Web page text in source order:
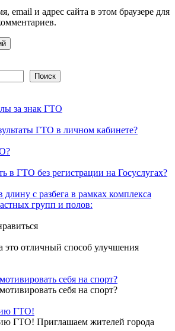
email и адрес сайта в этом браузере для
Поиск
за знак ГТО
ГТО в личном кабинете?
в ГТО без регистрации на Госуслугах?
с разбега в рамках комплекса
групп и полов:
отличный способ улучшения
себя на спорт?️
себя на спорт?
ГТО!
ГТО! Приглашаем жителей города